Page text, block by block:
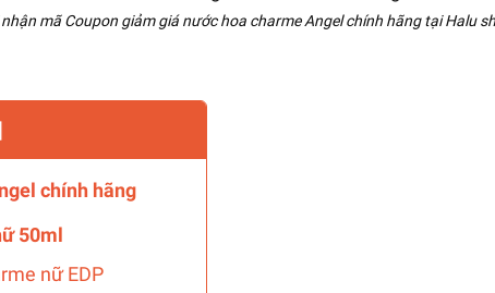
mã Coupon giảm giá nước hoa charme Angel chính hãng tại Halu
chính hãng
50ml
nữ EDP